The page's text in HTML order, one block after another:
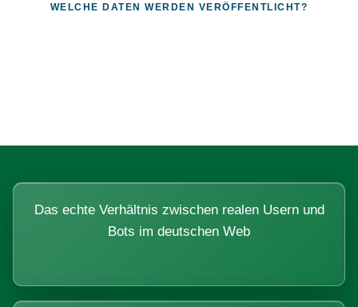
WELCHE DATEN WERDEN VERÖFFENTLICHT?
Das echte Verhältnis zwischen realen Usern und
Bots im deutschen Web